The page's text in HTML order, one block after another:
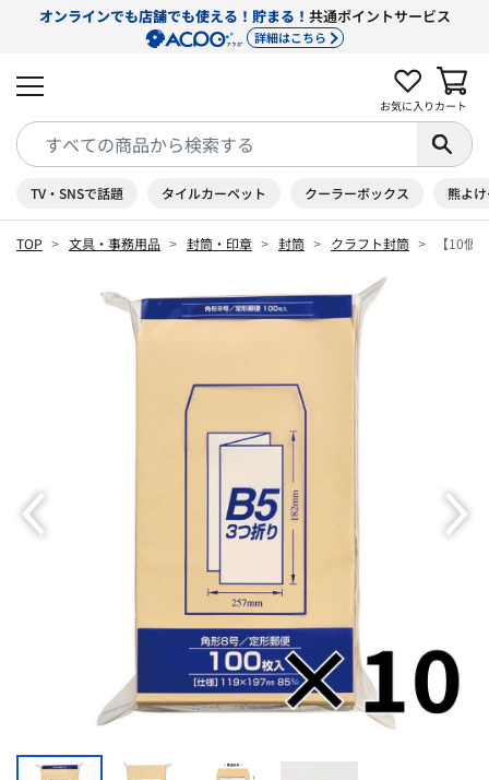
オンラインでも店舗でも使える！貯まる！ 共通ポイントサービス
詳細はこちら
お気に入り カート
TV・SNSで話題 タイルカーペット クーラーボックス 熊よ
TOP 文具・事務用品 封筒・印章 封筒 クラフト封筒 【10個